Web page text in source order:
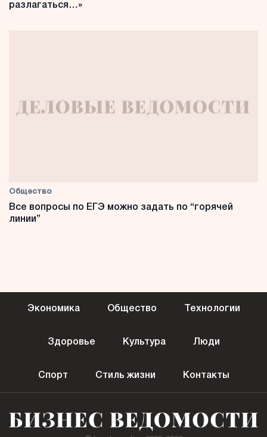
разлагаться…»
Общество
Все вопросы по ЕГЭ можно задать по “горячей
линии”
Экономика Общество Технологии
Здоровье Культура Люди
Спорт Стиль жизни Контакты